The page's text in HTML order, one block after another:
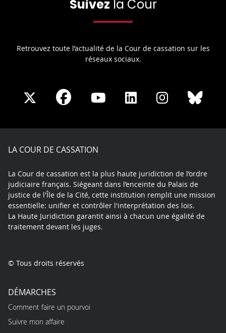
Suivez la Cour
Retrouvez toute l’actualité de la Cour de cassation sur les
réseaux sociaux.
Share
X
Share
Facebook
Share
Youtube
Share
LinkedIn
Share
Instagram
LA COUR DE CASSATION
La Cour de cassation est la plus haute juridiction de l’ordre
judiciaire français. Siégeant dans l’enceinte du Palais de
justice de l'Île de la Cité, cette institution remplit une mission
essentielle: unifier et contrôler l'interprétation des lois.
La Haute Juridiction garantit ainsi à chacun une égalité de
traitement devant les juges.
© Tous droits réservés
DÉMARCHES
Comment faire un pourvoi
Suivre mon affaire